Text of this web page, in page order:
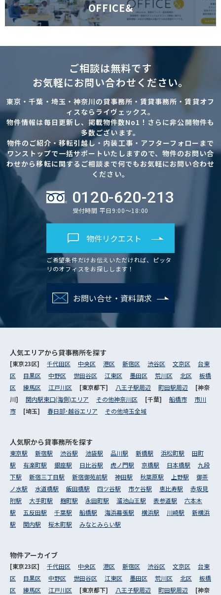
OFFICE&
ご相談は無料です
お気軽にお問い合わせください。
東京・千葉・埼玉・神奈川の貸事務所・賃貸事務所・賃貸オフ
ィスならライヴェックス。
物件情報は毎日更新し、掲載物件数No1！さらに非公開物件も
多数ございます。
物件のご紹介・移転引越し・内装工事・アフターフォローまで
ワンストップで一括サポートいたしますので、物件のお問い合
わせから移転に関するご相談まで何でもお気軽にお問い合わせ
ください。
0120-620-213
受付時間 平日9:00～18:00
物件リクエスト
ご希望条件だけお伝えいただければ、ピッタ
リのオフィスをお探しします！
お問い合せ・資料請求
人気エリアから貸事務所を探す
[東京23区] 千代田区 中央区 港区 新宿区 渋谷区 文京区
台東
区
目黒区 中野区 世田谷区 江東区 墨田区 荒川区 北区
板橋
区
練馬区 江戸川区 [東京都下] 八王子駅周辺 町田駅周辺
[神奈
川] 関内駅東口(海側)エリア その他神奈川区 [千葉] 船橋市
市川
市
[埼玉] 春日部･越谷エリア その他埼玉全域
人気駅から貸事務所を探す
東京駅 新宿駅 渋谷駅 池袋駅 品川駅 新橋駅 浜松町駅
田町
駅
有楽町駅 銀座駅 日比谷駅 虎ノ門駅 京橋駅 日本橋駅
九段
下駅
新宿三丁目駅 新宿御苑前駅 神田駅 秋葉原駅 上野駅
御茶
ノ水駅
水道橋駅 飯田橋駅 四ツ谷駅 市ケ谷駅 恵比寿駅
赤坂見
附駅
大手町駅 麹町駅 永田町駅 溜池山王駅 表参道駅
六本木
駅
五反田駅 千葉駅 船橋駅 海浜幕張駅 横浜駅 川崎駅
新横浜
駅
関内駅 桜木町駅 みなとみらい駅
物件アーカイブ
[東京23区] 千代田区 中央区 港区 新宿区 渋谷区 文京区
台東
区
目黒区 中野区 世田谷区 江東区 墨田区 荒川区 北区
板橋
区
練馬区 江戸川区 [東京都下] 八王子駅周辺 町田駅周辺 [神奈